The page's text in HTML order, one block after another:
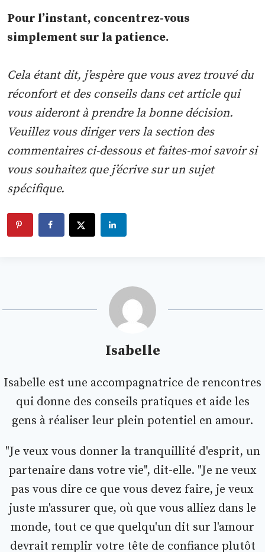
Pour l’instant, concentrez-vous
simplement sur la patience.
Cela étant dit, j’espère que vous avez trouvé du
réconfort et des conseils dans cet article qui
vous aideront à prendre la bonne décision.
Veuillez vous diriger vers la section des
commentaires ci-dessous et faites-moi savoir si
vous souhaitez que j’écrive sur un sujet
spécifique.
Isabelle
Isabelle est une accompagnatrice de rencontres
qui donne des conseils pratiques et aide les
gens à réaliser leur plein potentiel en amour.
"Je veux vous donner la tranquillité d'esprit, un
partenaire dans votre vie", dit-elle. "Je ne veux
pas vous dire ce que vous devez faire, je veux
juste m'assurer que, où que vous alliez dans le
monde, tout ce que quelqu'un dit sur l'amour
devrait remplir votre tête de confiance plutôt